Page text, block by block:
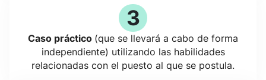
3
Caso práctico (que se llevará a cabo de forma
independiente) utilizando las habilidades
relacionadas con el puesto al que se postula.